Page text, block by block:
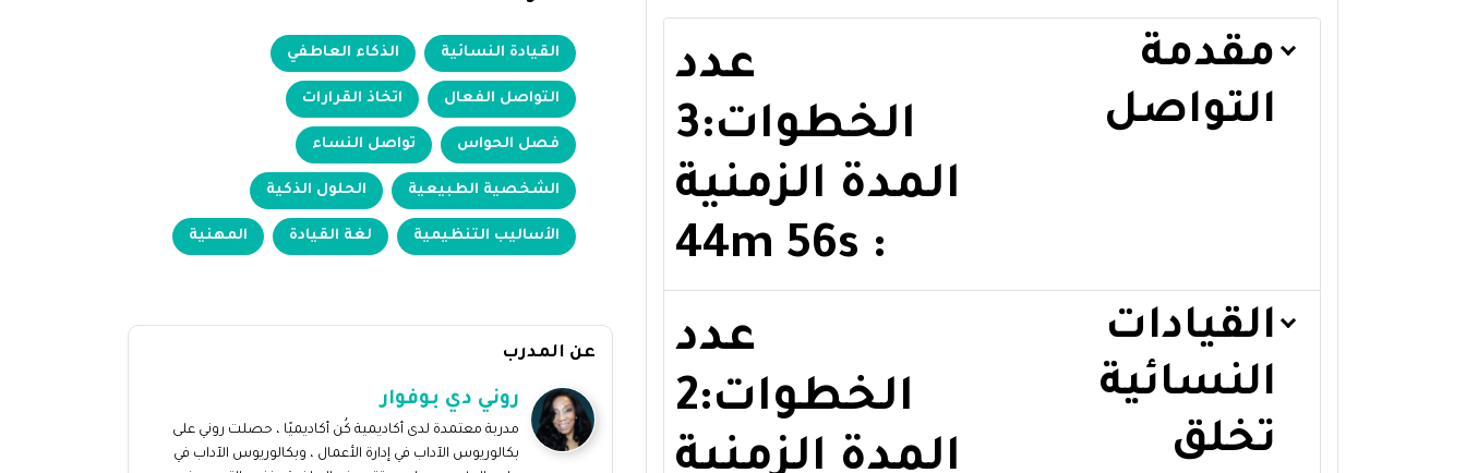
مقدمة
التواصل
عدد
الخطوات:3
المدة الزمنية
: 44m 56s
القيادات
النسائية
تخلق
عدد
الخطوات:2
المدة الزمنية
القيادة النسائية الذكاء العاطفي
التواصل الفعال اتخاذ القرارات
فصل الحواس تواصل النساء
الشخصية الطبيعية الحلول الذكية
الأساليب التنظيمية لغة القيادة المهنية
عن المدرب
روني دي بوفوار
مدربة معتمدة لدى أكاديمية كُن أكاديميًا ، حصلت روني على
بكالوريوس الآداب في إدارة الأعمال ، وبكالوريوس الآداب في